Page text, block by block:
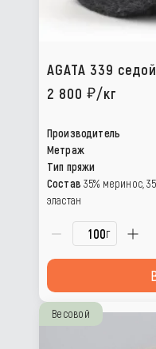
AGATA 339
2 800
/кг
Производитель
Метраж
Тип пряжи
Состав 35% меринос,
эластан
г
Весовой